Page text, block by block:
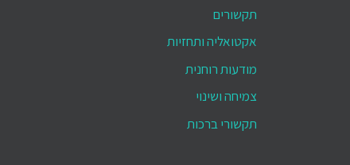
תקשורים
אקטואליה ותחזיות
מודעות רוחנית
צמיחה ושינוי
תקשורי ברכות